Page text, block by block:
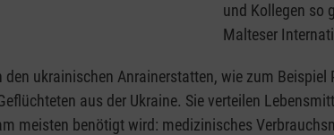
und Kollegen so
Malteser
den ukrainischen Anrainerstatten, wie zum
aus der Ukraine. Sie verteilen
meisten benötigt wird: medizinisches